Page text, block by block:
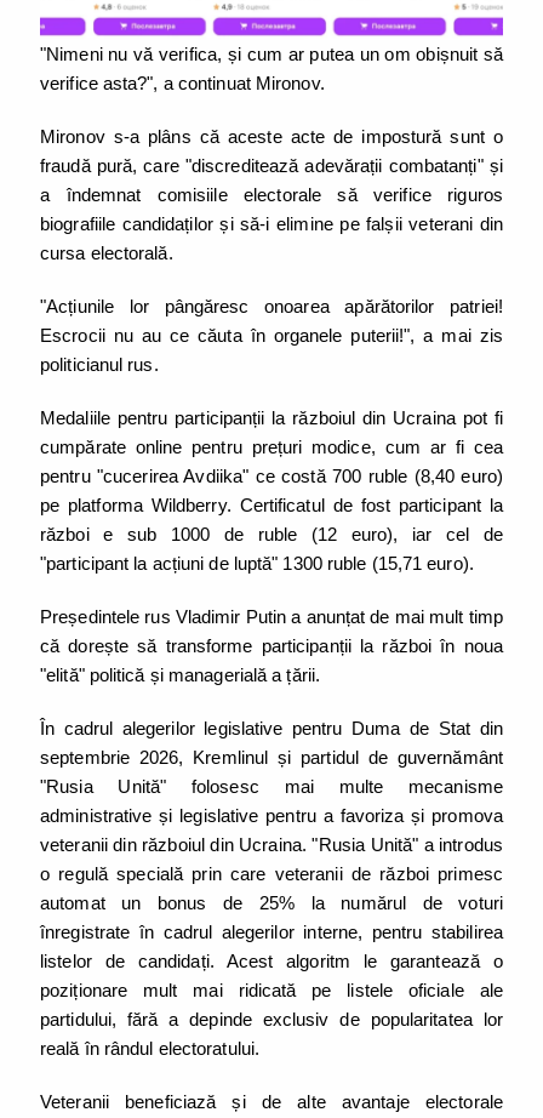
"Nimeni nu vă verifica, și cum ar putea un om obișnuit să
verifice asta?", a continuat Mironov.
Mironov s-a plâns că aceste acte de impostură sunt o
fraudă pură, care "discreditează adevărații combatanți" și
a îndemnat comisiile electorale să verifice riguros
biografiile candidaților și să-i elimine pe falșii veterani din
cursa electorală.
"Acțiunile lor pângăresc onoarea apărătorilor patriei!
Escrocii nu au ce căuta în organele puterii!", a mai zis
politicianul rus.
Medaliile pentru participanții la războiul din Ucraina pot fi
cumpărate online pentru prețuri modice, cum ar fi cea
pentru "cucerirea Avdiika" ce costă 700 ruble (8,40 euro)
pe platforma Wildberry. Certificatul de fost participant la
război e sub 1000 de ruble (12 euro), iar cel de
"participant la acțiuni de luptă" 1300 ruble (15,71 euro).
Președintele rus Vladimir Putin a anunțat de mai mult timp
că dorește să transforme participanții la război în noua
"elită" politică și managerială a țării.
În cadrul alegerilor legislative pentru Duma de Stat din
septembrie 2026, Kremlinul și partidul de guvernământ
"Rusia Unită" folosesc mai multe mecanisme
administrative și legislative pentru a favoriza și promova
veteranii din războiul din Ucraina. "Rusia Unită" a introdus
o regulă specială prin care veteranii de război primesc
automat un bonus de 25% la numărul de voturi
înregistrate în cadrul alegerilor interne, pentru stabilirea
listelor de candidați. Acest algoritm le garantează o
poziționare mult mai ridicată pe listele oficiale ale
partidului, fără a depinde exclusiv de popularitatea lor
reală în rândul electoratului.
Veteranii beneficiază și de alte avantaje electorale